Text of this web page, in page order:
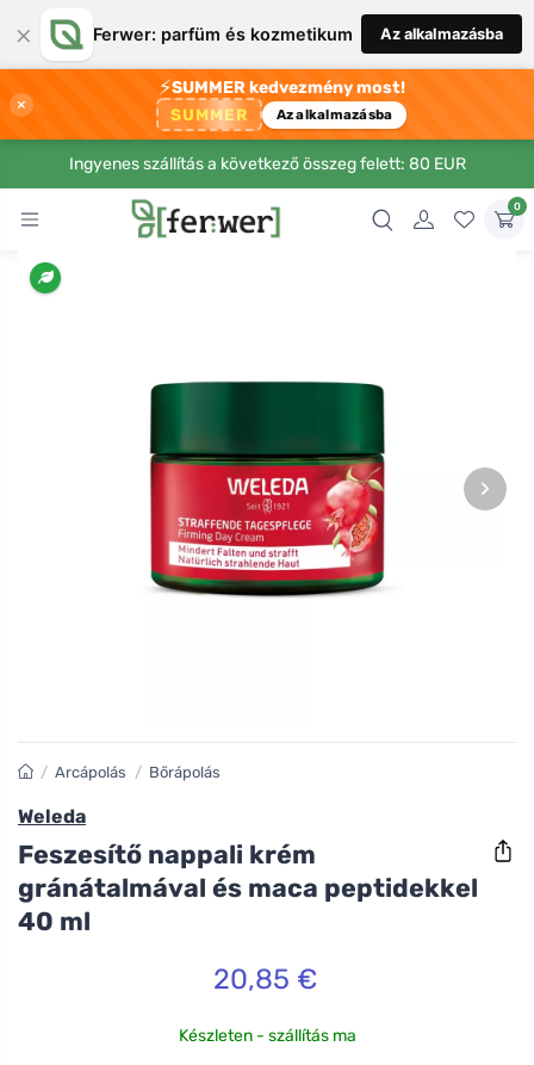
× Ferwer: parfüm és kozmetikum Az alkalmazásba
×
⚡SUMMER kedvezmény most!
SUMMER Az alkalmazásba
Ingyenes szállítás a következő összeg felett: 80 EUR
0
›
/ Arcápolás / Bőrápolás
Weleda
Feszesítő nappali krém
gránátalmával és maca peptidekkel
40 ml
20,85 €
Készleten - szállítás ma